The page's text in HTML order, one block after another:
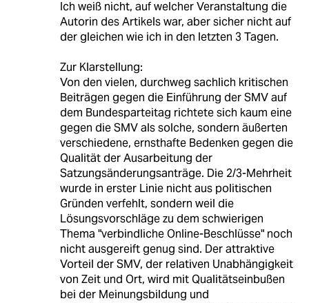
Ich weiß nicht, auf welcher Veranstaltung die
Autorin des Artikels war, aber sicher nicht auf
der gleichen wie ich in den letzten 3 Tagen.
Zur Klarstellung:
Von den vielen, durchweg sachlich kritischen
Beiträgen gegen die Einführung der SMV auf
dem Bundesparteitag richtete sich kaum eine
gegen die SMV als solche, sondern äußerten
verschiedene, ernsthafte Bedenken gegen die
Qualität der Ausarbeitung der
Satzungsänderungsanträge. Die 2/3-Mehrheit
wurde in erster Linie nicht aus politischen
Gründen verfehlt, sondern weil die
Lösungsvorschläge zu dem schwierigen
Thema "verbindliche Online-Beschlüsse" noch
nicht ausgereift genug sind. Der attraktive
Vorteil der SMV, der relativen Unabhängigkeit
von Zeit und Ort, wird mit Qualitätseinbußen
bei der Meinungsbildung und